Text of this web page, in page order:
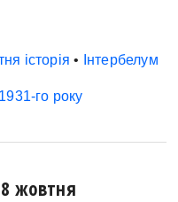
історія • Інтербелум
1931-го року
жовтня